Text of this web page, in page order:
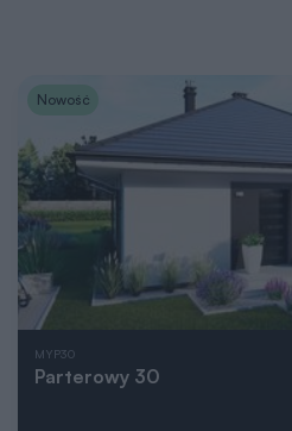
Nowość
MYP30
Parterowy 30